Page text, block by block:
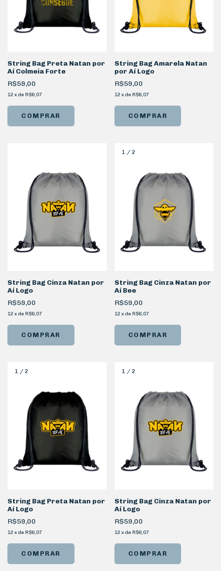
String Bag Preta Natan por
Aí Colmeia Forte
R$59,00
12 x de R$6,07
String Bag Amarela Natan
por Aí Logo
R$59,00
12 x de R$6,07
String Bag Cinza Natan por
Aí Logo
R$59,00
12 x de R$6,07
1/ 2
String Bag Cinza Natan por
Aí Bee
R$59,00
12 x de R$6,07
1 / 2
String Bag Preta Natan por
Aí Logo
R$59,00
12 x de R$6,07
1 / 2
String Bag Cinza Natan por
Aí Logo
R$59,00
12 x de R$6,07